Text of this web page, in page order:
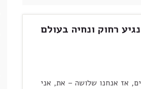
רחוק ונחיה בעולם
אז אנחנו שלושה – את, אני